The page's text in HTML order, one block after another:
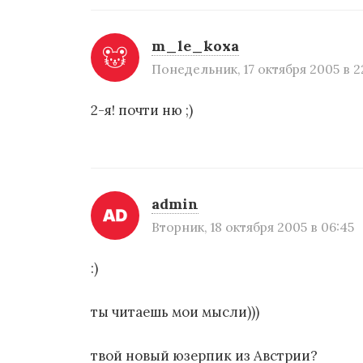
п
о
з
и
с
я
m_le_koxa
Понедельник, 17 октября 2005 в
2-я! почти ню ;)
admin
Вторник, 18 октября 2005 в 06:45
:)
ты читаешь мои мысли)))
твой новый юзерпик из Австрии?